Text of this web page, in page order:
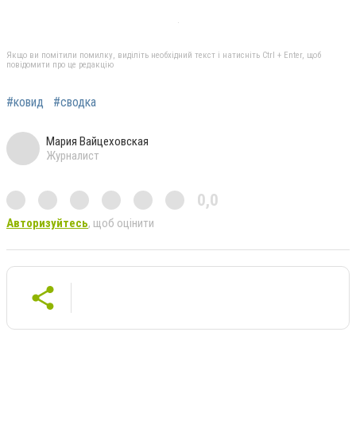
Якщо ви помітили помилку, виділіть необхідний текст і натисніть Ctrl + Enter, щоб
повідомити про це редакцію
#ковид #сводка
Мария Вайцеховская
Журналист
0,0
Авторизуйтесь, щоб оцінити